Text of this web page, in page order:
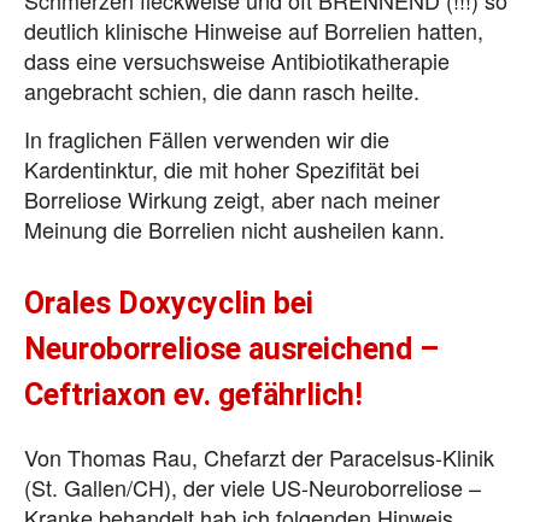
deutlich klinische Hinweise auf Borrelien hatten,
dass eine versuchsweise Antibiotikatherapie
angebracht schien, die dann rasch heilte.
In fraglichen Fällen verwenden wir die
Kardentinktur, die mit hoher Spezifität bei
Borreliose Wirkung zeigt, aber nach meiner
Meinung die Borrelien nicht ausheilen kann.
Orales Doxycyclin bei
Neuroborreliose ausreichend –
Ceftriaxon ev. gefährlich!
Von Thomas Rau, Chefarzt der Paracelsus-Klinik
(St. Gallen/CH), der viele US-Neuroborreliose –